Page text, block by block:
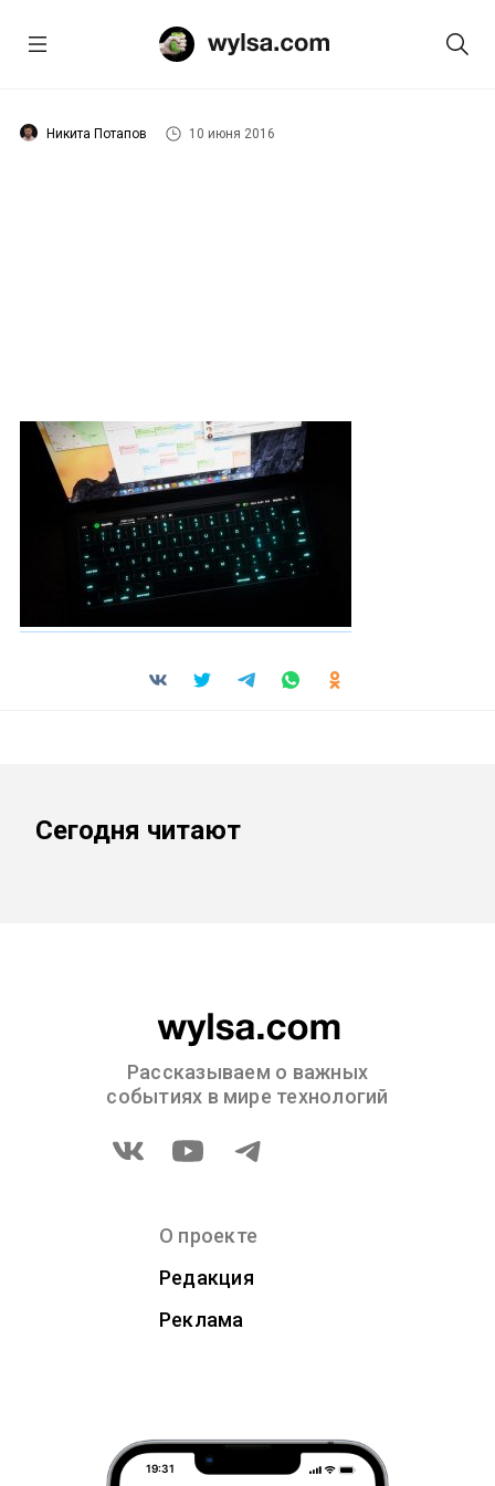
Никита Потапов 10 июня 2016
Сегодня читают
Рассказываем о важных
событиях в мире технологий
О проекте
Редакция
Реклама
19:31